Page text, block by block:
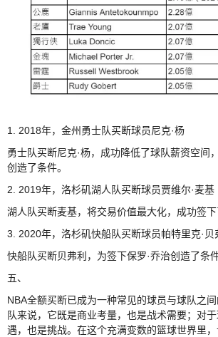
1. 2018年，金州勇士队买断球员尼克·杨
勇士队买断尼克·杨，成功降低了球队薪资空间
创造了条件。
2. 2019年，洛杉矶湖人队买断球员贾维尔·麦基
湖人队买断麦基，将交易价值最大化，成功签下
3. 2020年，洛杉矶快船队买断球员帕特里克·贝
快船队买断贝弗利，为签下保罗·乔治创造了条件
五、
NBA全额买断已成为一种常见的球员与球队之
队来说，它既是商业考量，也是战术需要；对
遇，也是挑战。在这个充满变数的篮球世界里